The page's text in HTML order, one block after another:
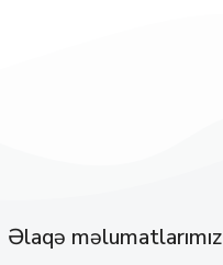
Əlaqə məlumatlarımız